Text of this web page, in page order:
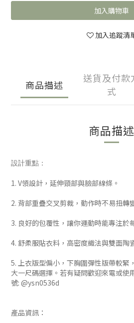
加入購物車
加入追蹤清
商品描述
送貨及付款
式
商品描述
設計重點：
1. V領設計，延伸頸部與臉部線條。
2. 背部重疊交叉剪裁，動作時不易扭轉
3. 良好的包覆性，讓你運動時能專注於
4. 舒柔服貼衣料，高密度織法與雙面陶
5. 上衣版型偏小，下胸圍彈性版帶較緊
大一尺碼選擇。若有疑問歡迎來電或
號: @ysn0536d
產品資訊：